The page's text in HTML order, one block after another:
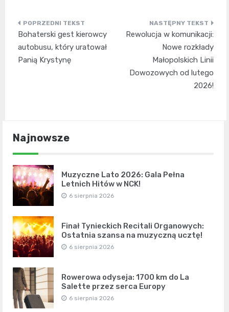
Nawigacja
wpisu
Bohaterski gest kierowcy
autobusu, który uratował
Panią Krystynę
Rewolucja w komunikacji:
Nowe rozkłady
Małopolskich Linii
Dowozowych od lutego
2026!
Najnowsze
Muzyczne Lato 2026: Gala Pełna
Letnich Hitów w NCK!
6 sierpnia 2026
Finał Tynieckich Recitali Organowych:
Ostatnia szansa na muzyczną ucztę!
6 sierpnia 2026
Rowerowa odyseja: 1700 km do La
Salette przez serca Europy
6 sierpnia 2026